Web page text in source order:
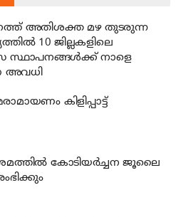
അതിശക്ത മഴ തുടരുന്ന
10 ജില്ലകളിലെ
സ്ഥാപനങ്ങൾക്ക് നാളെ
അവധി
കിളിപ്പാട്ട്
കോടിയര്‍ച്ചന ജൂലൈ